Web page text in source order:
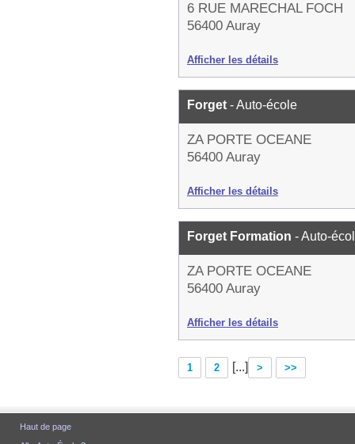
6 RUE MARECHAL FOCH
56400 Auray
Afficher les détails
Forget - Auto-école
ZA PORTE OCEANE
56400 Auray
Afficher les détails
Forget Formation - Auto-
ZA PORTE OCEANE
56400 Auray
Afficher les détails
1 2 [...] > >>
Haut de page